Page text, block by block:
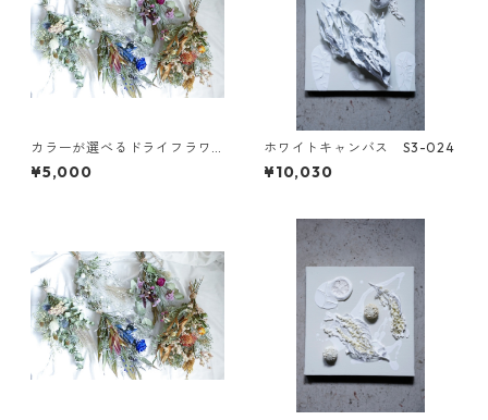
カラーが選べるドライフラワ
ースワッグM
¥5,000
ホワイトキャンバス S3-024
¥10,030